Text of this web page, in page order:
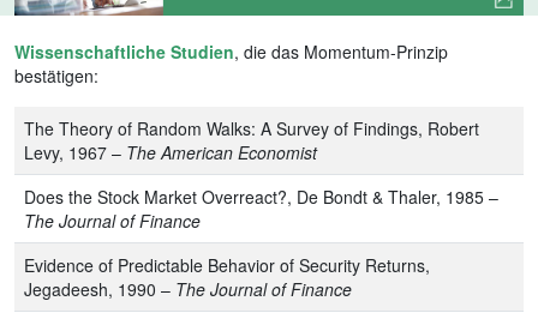
Wissenschaftliche Studien, die das Momentum-Prinzip
bestätigen:
The Theory of Random Walks: A Survey of Findings, Robert
Levy, 1967 – The American Economist
Does the Stock Market Overreact?, De Bondt & Thaler, 1985 –
The Journal of Finance
Evidence of Predictable Behavior of Security Returns,
Jegadeesh, 1990 – The Journal of Finance